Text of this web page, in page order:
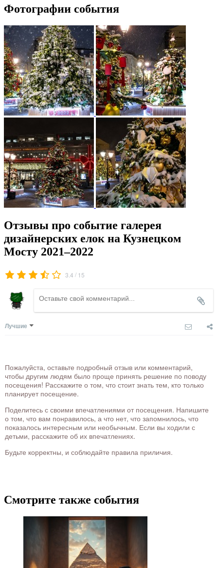
Фотографии события
Отзывы про событие галерея
дизайнерских елок на Кузнецком
Мосту 2021–2022
3.4 / 15
Лучшие
Пожалуйста, оставьте подробный отзыв или комментарий,
чтобы другим людям было проще принять решение по поводу
посещения! Расскажите о том, что стоит знать тем, кто только
планирует посещение.
Поделитесь с своими впечатлениями от посещения. Напишите
о том, что вам понравилось, а что нет, что запомнилось, что
показалось интересным или необычным. Если вы ходили с
детьми, расскажите об их впечатлениях.
Будьте корректны, и соблюдайте правила приличия.
Смотрите также события